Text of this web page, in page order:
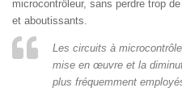
microcontrôleur, sans perdre trop
et aboutissants.
Les circuits à
mise en œuvre et la
plus fréquemment